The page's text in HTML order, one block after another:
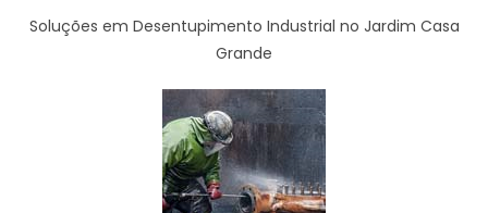
Soluções em Desentupimento Industrial no Jardim Casa
Grande